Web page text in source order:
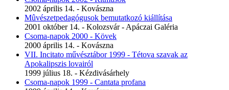
2002 április 14. - Kovászna
Mûvészetpedagógusok bemutatkozó kiállítása
2001 október 14. - Kolozsvár - Apáczai Galéria
Csoma-napok 2000 - Kövek
2000 április 14. - Kovászna
VII. Incitato művésztábor 1999 - Tétova szavak az
Apokalipszis lovairól
1999 július 18. - Kézdivásárhely
Csoma-napok 1999 - Cantata profana